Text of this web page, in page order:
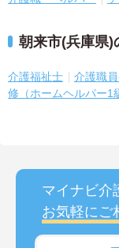
朝来市(兵庫県)
介護福祉士 介護職
修（ホームヘルパー1
マイナビ介
お気軽にご